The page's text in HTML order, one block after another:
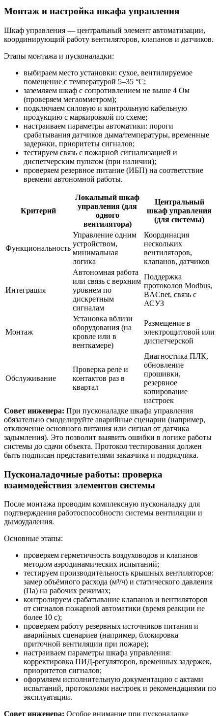
Монтаж и настройка шкафа управления
Шкаф управления — центральный элемент автоматизации,
координирующий работу вентиляторов, клапанов и датчиков.
Этапы монтажа и пусконаладки:
выбираем место установки: сухое, вентилируемое
помещение с температурой 5–35 °C;
заземляем шкаф с сопротивлением не выше 4 Ом
(проверяем мегаомметром);
подключаем силовую и контрольную кабельную
продукцию с маркировкой по схеме;
настраиваем параметры автоматики: пороги
срабатывания датчиков дыма/температуры, временные
задержки, приоритеты сигналов;
тестируем связь с пожарной сигнализацией и
диспетчерским пультом (при наличии);
проверяем резервное питание (ИБП) на соответствие
времени автономной работы.
Критерий
Локальный шкаф
управления (для
одного
вентилятора)
Центральный
шкаф управления
(для системы)
Функциональность
Управление одним
устройством,
минимальная
логика
Координация
нескольких
вентиляторов,
клапанов, датчиков
Интеграция
Автономная работа
или связь с верхним
уровнем по
дискретным
сигналам
Поддержка
протоколов Modbus,
BACnet, связь с
АСУЗ
Монтаж
Установка вблизи
оборудования (на
кровле или в
венткамере)
Размещение в
электрощитовой или
диспетчерской
Обслуживание
Проверка реле и
контактов раз в
квартал
Диагностика ПЛК,
обновление
прошивки,
резервное
копирование
настроек
Совет инженера: При пусконаладке шкафа управления
обязательно смоделируйте аварийные сценарии (например,
отключение основного питания или сигнал от датчика
задымления). Это позволит выявить ошибки в логике работы
системы до сдачи объекта. Протокол тестирования должен
быть подписан представителями заказчика и подрядчика.
Пусконаладочные работы: проверка
взаимодействия элементов системы
После монтажа проводим комплексную пусконаладку для
подтверждения работоспособности системы вентиляции и
дымоудаления.
Основные этапы:
проверяем герметичность воздуховодов и клапанов
методом аэродинамических испытаний;
тестируем производительность крышных вентиляторов:
замер объёмного расхода (м³/ч) и статического давления
(Па) на рабочих режимах;
контролируем срабатывание клапанов и вентиляторов
от сигналов пожарной автоматики (время реакции не
более 10 с);
проверяем работу резервных источников питания и
аварийных сценариев (например, блокировка
приточной вентиляции при пожаре);
настраиваем параметры шкафа управления:
корректировка ПИД-регуляторов, временных задержек,
приоритетов сигналов;
оформляем исполнительную документацию с актами
испытаний, протоколами настроек и рекомендациями по
эксплуатации.
Совет инженера: Особое внимание при пусконаладке